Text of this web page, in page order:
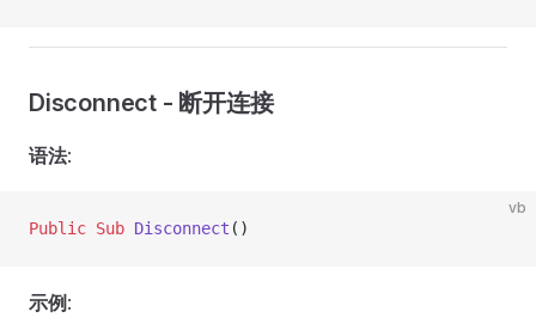
Disconnect - 断开连接
语法:
vb
Public Sub Disconnect ()
示例 :